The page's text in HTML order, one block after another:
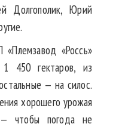
Долгополик, Юрий
«Россь»
1 450 гектаров, из
— на силос.
хорошего урожая
— чтобы погода не